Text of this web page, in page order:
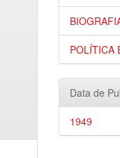
POLÍTICA
Data de
1949